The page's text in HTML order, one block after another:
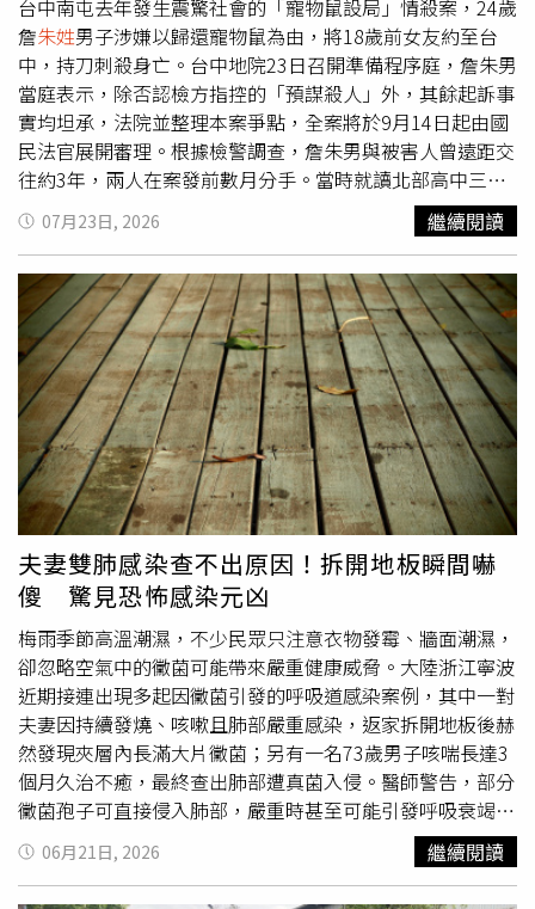
取救護時效，現場救護時間約14分鐘，過程順利無拖延情
形。
台中南屯去年發生震驚社會的「寵物鼠設局」情殺案，24歲
詹朱姓男子涉嫌以歸還寵物鼠為由，將18歲前女友約至台
中，持刀刺殺身亡。台中地院23日召開準備程序庭，詹朱男
當庭表示，除否認檢方指控的「預謀殺人」外，其餘起訴事
實均坦承，法院並整理本案爭點，全案將於9月14日起由國
民法官展開審理。根據檢警調查，詹朱男與被害人曾遠距交
往約3年，兩人在案發前數月分手。當時就讀北部高中三年
級的詹女，成績優異、曾擔任校內儀隊，也已錄取大學，正
準備迎接新生活；然而詹朱男始終無法接受分手，於2025
年5月10日以歸還寵物鼠為由，將她從桃園約到台中南屯區
見面。被害人詹女擔心對方情緒失控，特地請學長陪同南
下，但仍獨自前往約定地點，詹朱男涉嫌預先攜帶水果刀及
摺疊刀，見面後先搭住她肩膀，再朝胸口等要害猛刺，導致
肺部破裂、大量失血，送醫後仍傷重不治。檢方偵查後依殺
人罪起訴，並認定詹朱男犯案前已預先攜帶刀械、設局約
人，屬於預謀犯案。不過在23日準備程序庭中，被告辯護人
主張起訴書使用「預謀」字眼恐有預斷之虞，聲請法院刪除
相關記載。公訴檢察官則表示，「預謀」是檢方起訴的重要
論證基礎，既已依此方向起訴，就必須在審理中負起完整舉
證責任，若刪除將影響整體起訴架構，因此不同意更動。庭
訊時，審判長吳孟潔當庭詢問詹朱男對起訴內容的意見，他
回應「除了預謀之外，其餘都承認」。法院也整理後續審理
重點，包括詹朱男犯案動機、是否屬預謀殺人、是否符合
《刑法》第19條辨識與控制能力減刑規定、是否成立自首，
以及有無《刑法》第59條情堪憫恕減刑適用等爭點，全案預
定自9月14日起由國民法官法庭進入審理程序。
07月23日, 2026 繼續閱讀
夫妻雙肺感染查不出原因！拆開地板瞬間嚇
傻 驚見恐怖感染元凶
梅雨季節高溫潮濕，不少民眾只注意衣物發霉、牆面潮濕，
卻忽略空氣中的黴菌可能帶來嚴重健康威脅。大陸浙江寧波
近期接連出現多起因黴菌引發的呼吸道感染案例，其中一對
夫妻因持續發燒、咳嗽且肺部嚴重感染，返家拆開地板後赫
然發現夾層內長滿大片黴菌；另有一名73歲男子咳喘長達3
個月久治不癒，最終查出肺部遭真菌入侵。醫師警告，部分
黴菌孢子可直接侵入肺部，嚴重時甚至可能引發呼吸衰竭，
危及生命。夫妻肺部感染久治不癒，拆開家中地板後驚見大
量黴菌。（圖／翻攝自極目新聞）據《極目新聞》報導，寧
06月21日, 2026 繼續閱讀